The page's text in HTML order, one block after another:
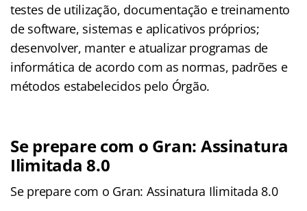
testes de utilização, documentação e treinamento
de software, sistemas e aplicativos próprios;
desenvolver, manter e atualizar programas de
informática de acordo com as normas, padrões e
métodos estabelecidos pelo Órgão.
Se prepare com o Gran: Assinatura
Ilimitada 8.0
Se prepare com o Gran: Assinatura Ilimitada 8.0